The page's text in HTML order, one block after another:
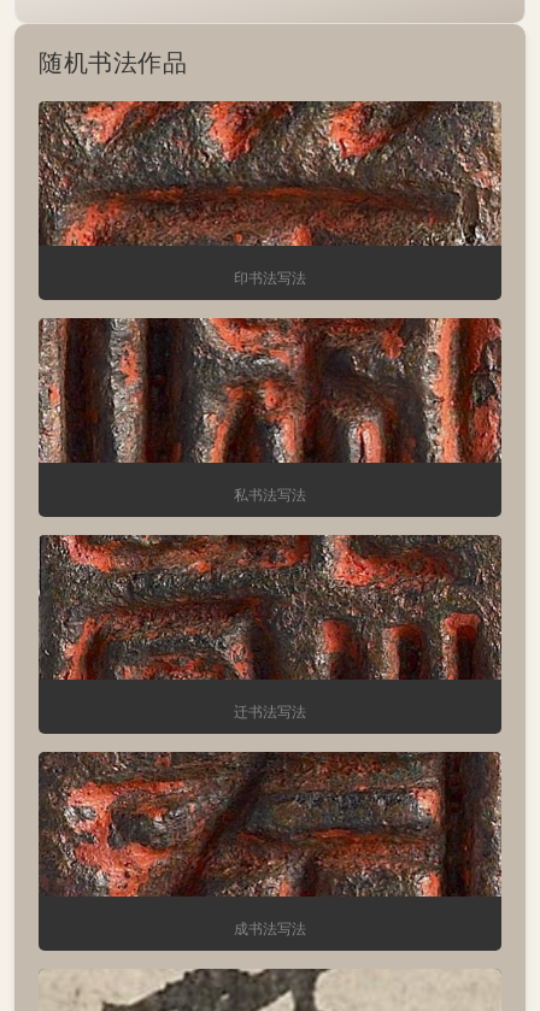
随机书法作品
印书法写法
私书法写法
迁书法写法
成书法写法